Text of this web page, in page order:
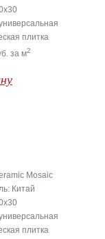
плитка
за м2
Mosaic
Китай
плитка